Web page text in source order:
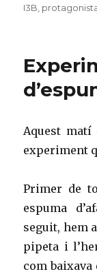
I3B,
Aquest matí
experiment
Primer de
espuma
seguit, hem
pipeta i
com baixava